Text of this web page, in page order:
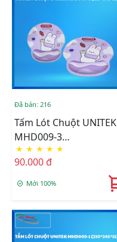
Đã bán: 216
Tấm Lót Chuột UNITEK
MHD009-3
(220*245*15)MM
★ ★ ★ ★ ★
90.000 đ
Mới 100%